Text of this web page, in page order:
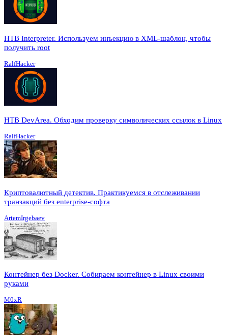
HTB Interpreter. Используем инъекцию в XML-шаблон, чтобы
получить root
RalfHacker
HTB DevArea. Обходим проверку символических ссылок в Linux
RalfHacker
Криптовалютный детектив. Практикуемся в отслеживании
транзакций без enterprise-софта
ArtemIrgebaev
Контейнер без Docker. Собираем контейнер в Linux своими
руками
M0xR